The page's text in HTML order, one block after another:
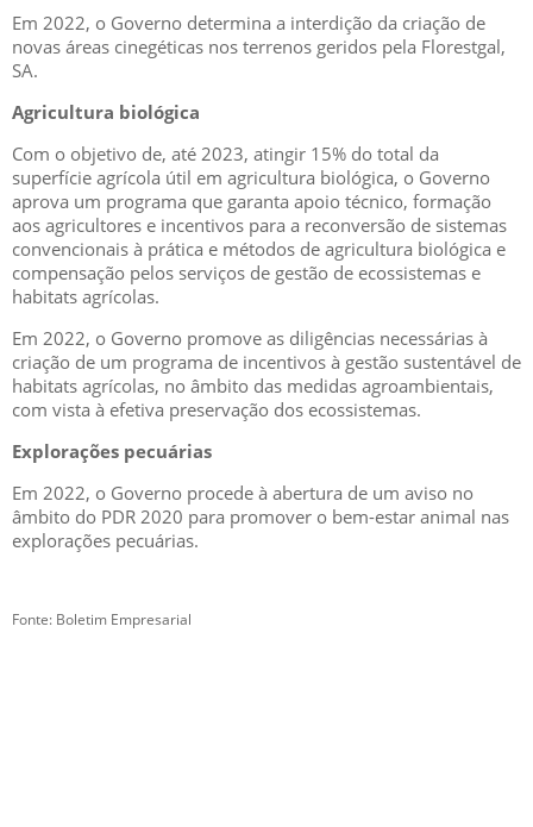
Em 2022, o Governo determina a interdição da criação de
novas áreas cinegéticas nos terrenos geridos pela Florestgal,
SA.
Agricultura biológica
Com o objetivo de, até 2023, atingir 15% do total da
superfície agrícola útil em agricultura biológica, o Governo
aprova um programa que garanta apoio técnico, formação
aos agricultores e incentivos para a reconversão de sistemas
convencionais à prática e métodos de agricultura biológica e
compensação pelos serviços de gestão de ecossistemas e
habitats agrícolas.
Em 2022, o Governo promove as diligências necessárias à
criação de um programa de incentivos à gestão sustentável de
habitats agrícolas, no âmbito das medidas agroambientais,
com vista à efetiva preservação dos ecossistemas.
Explorações pecuárias
Em 2022, o Governo procede à abertura de um aviso no
âmbito do PDR 2020 para promover o bem-estar animal nas
explorações pecuárias.
Fonte: Boletim Empresarial